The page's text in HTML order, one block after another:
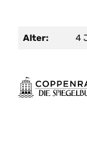
Alter: 4